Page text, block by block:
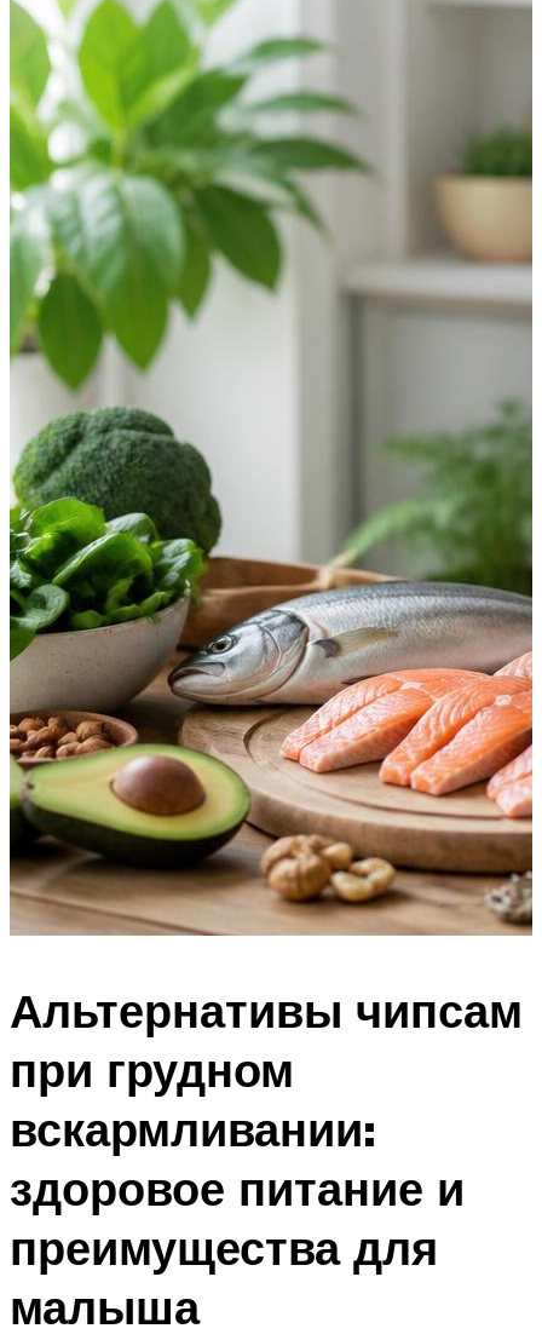
Альтернативы чипсам
при грудном
вскармливании:
здоровое питание и
преимущества для
малыша